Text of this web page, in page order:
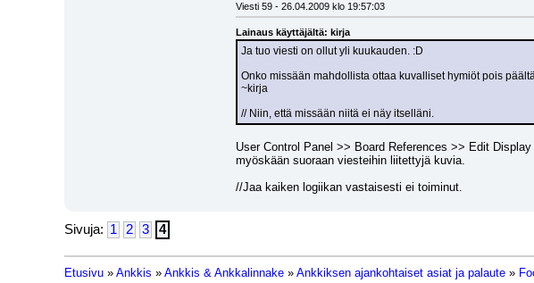
Viesti 59 - 26.04.2009 klo 19:57:03
Lainaus käyttäjältä: kirja
Ja tuo viesti on ollut yli kuukauden. :D
Onko missään mahdollista ottaa kuvalliset hymiöt pois
~kirja
// Niin, että missään niitä ei näy itselläni.
User Control Panel >> Board References >> Edit
myöskään suoraan viesteihin liitettyjä kuvia.
//Jaa kaiken logiikan vastaisesti ei toiminut.
Sivuja: 1 2 3 4
Etusivu » Ankkis » Ankkis & Ankkalinnake » Ankkiksen ajankohtaiset asiat ja palaute »